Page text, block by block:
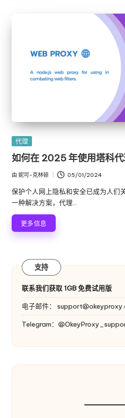
发
布
在
代理
如何在 2025 年使用塔科
发
布
由 妮可-克林顿 05/01/2024
保护个人网上隐私和安全已成为人们
一种解决方案，代理...
更多信息
支持
联系我们获取 1GB 免费试用版
电子邮件：
Telegram：